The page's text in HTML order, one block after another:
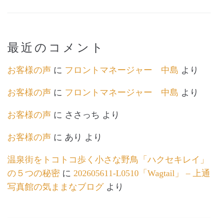
最近のコメント
お客様の声 に フロントマネージャー 中島 より
お客様の声 に フロントマネージャー 中島 より
お客様の声 に ささっち より
お客様の声 に あり より
温泉街をトコトコ歩く小さな野鳥「ハクセキレイ」
の５つの秘密 に 202605611-L0510「Wagtail」 – 上通
写真館の気ままなブログより